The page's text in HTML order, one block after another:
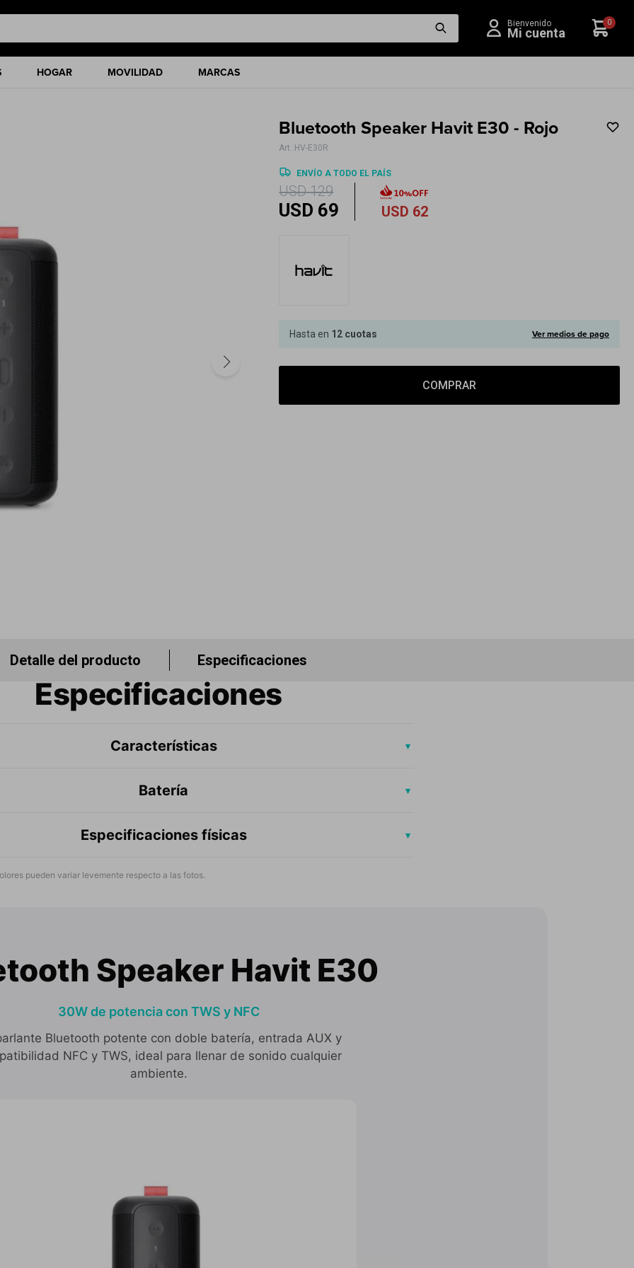
HOGAR MOVILIDAD MARCAS
0
Bluetooth Speaker Havit E30 - Rojo
HV-E30R
ENVÍO A TODO EL PAÍS
USD 129
USD 69 USD 62
Hasta en 12 cuotas Ver medios de pago
COMPRAR
Detalle del producto Especificaciones
Especificaciones
Características ▾
Batería ▾
Especificaciones físicas ▾
pueden variar levemente respecto a las fotos.
Speaker Havit E30
30W de potencia con TWS y NFC
Bluetooth potente con doble batería, entrada AUX y
NFC y TWS, ideal para llenar de sonido cualquier
ambiente.